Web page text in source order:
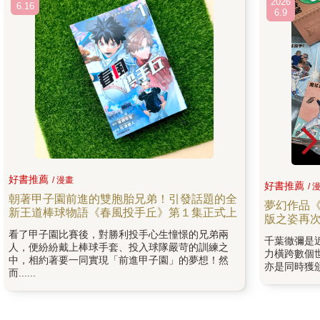
6.16
好書推薦 / 漫畫
朝著甲子園前進的雙胞胎兄弟！引發話題的全
新王道棒球物語《春風投手丘》第１集正式上
看了甲子園比賽後，對勝利投手心生憧憬的兄弟兩
人，便紛紛戴上棒球手套、投入球隊嚴苛的訓練之
中，相約著要一同實現「前進甲子園」的夢想！然
而......
6.9
好書推薦 /
夢幻作品
版之姿再
千葉徹彌是
力橫跨數個
亦是同時獲